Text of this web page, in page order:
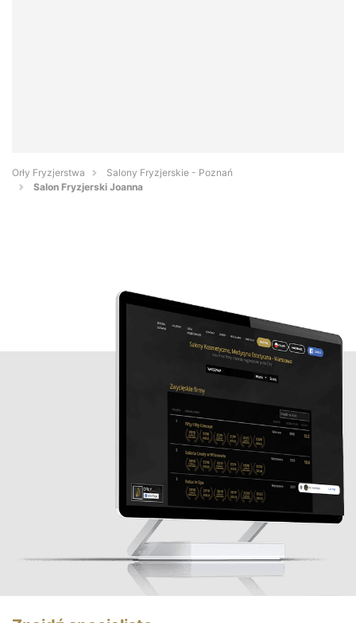
Orły Fryzjerstwa
Salony Fryzjerskie - Poznań
Salon Fryzjerski Joanna